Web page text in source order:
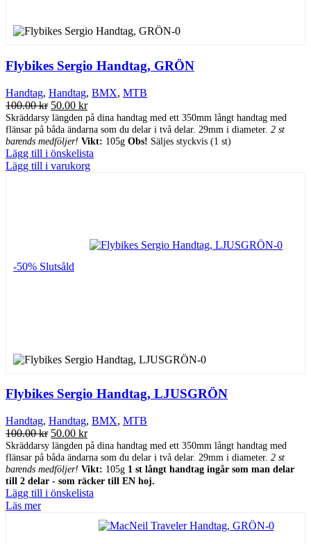
Flybikes Sergio Handtag, GRÖN
Handtag, Handtag, BMX, MTB
100.00kr Det
ursprungliga
priset
var:
100.00 kr.
50.00 krDet
nuvarande
priset
är:
50.00 kr.
Skräddarsy längden på dina handtag med ett 350mm långt handtag med
flänsar på båda ändarna som du delar i två delar. 29mm i diameter. 2 st
barends medföljer! Vikt: 105g Obs! Säljes styckvis (1 st)
Lägg till i önskelista
Lägg till i varukorg
-50% Slutsåld
Flybikes Sergio Handtag, LJUSGRÖN
Handtag, Handtag, BMX, MTB
100.00kr Det
ursprungliga
priset
var:
100.00 kr.
50.00 krDet
nuvarande
priset
är:
50.00 kr.
Skräddarsy längden på dina handtag med ett 350mm långt handtag med
flänsar på båda ändarna som du delar i två delar. 29mm i diameter. 2 st
barends medföljer! Vikt: 105g 1 st långt handtag ingår som man delar
till 2 delar - som räcker till EN hoj.
Lägg till i önskelista
Läs mer